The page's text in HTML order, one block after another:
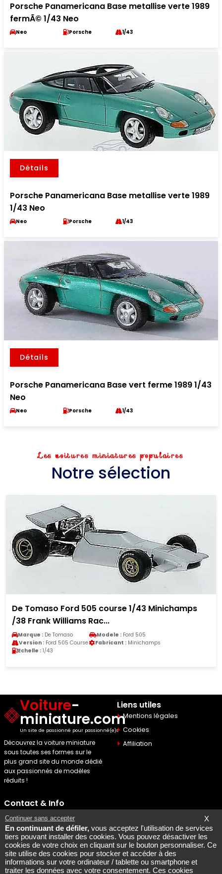
Porsche Panamericana Base metallise verte 1989
fermÃ© 1/43 Neo
Neo Porsche 1/43
Détails
Porsche Panamericana Base metallise verte 1989
1/43 Neo
Neo Porsche 1/43
Détails
Porsche Panamericana Base vert ferme 1989 1/43
Neo
Neo Porsche 1/43
Les voitures miniatures populaires
Notre sélection
De Tomaso Ford 505 course 1/43 Minichamps
/38 Frank Williams Rac...
Marque : De Tomaso Modele : Ford 505
Version : Ford 505 Course Fabricant : Minichamps
Echelle : 1/43
Voiture-
miniature.com
Un site de passionné pour passionné(e)s
Découvrez la voiture miniature
sous toutes ses formes sur le
plus grand site du monde dédié
aux passionnés de modèles
réduits !
Liens utiles
Mentions légales
Cookies
Affiliation
Contact & Info
Maquette Mobylette
SEO parLaurent Bousquet
Page consultee le 2026 08
08
Mais pourquoi le KI87 2026
X
Continuer sans accepter
En continuant de défiler, vous acceptez l'utilisation de services
tiers pouvant installer des cookies. Vous pouvez désactiver les
cookies de votre choix en cliquant sur le bouton personnaliser. Ce
site utilise des cookies pour stocker et accéder à des
informations sur votre ordinateur / tablette ou smartphone et
traiter les données avec votre consentement. Ces cookies